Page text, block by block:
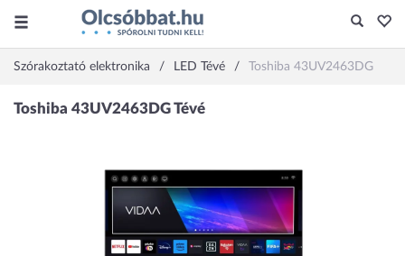
Szórakoztató elektronika LED Tévé Toshiba 43UV2463DG